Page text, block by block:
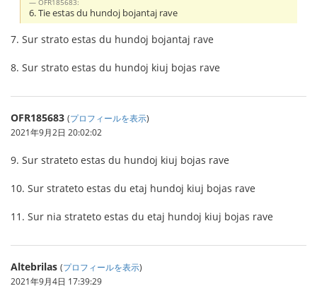
OFR185683:
6. Tie estas du hundoj bojantaj rave
7. Sur strato estas du hundoj bojantaj rave
8. Sur strato estas du hundoj kiuj bojas rave
OFR185683 (プロフィールを表示)
2021年9月2日 20:02:02
9. Sur strateto estas du hundoj kiuj bojas rave
10. Sur strateto estas du etaj hundoj kiuj bojas rave
11. Sur nia strateto estas du etaj hundoj kiuj bojas rave
Altebrilas (プロフィールを表示)
2021年9月4日 17:39:29